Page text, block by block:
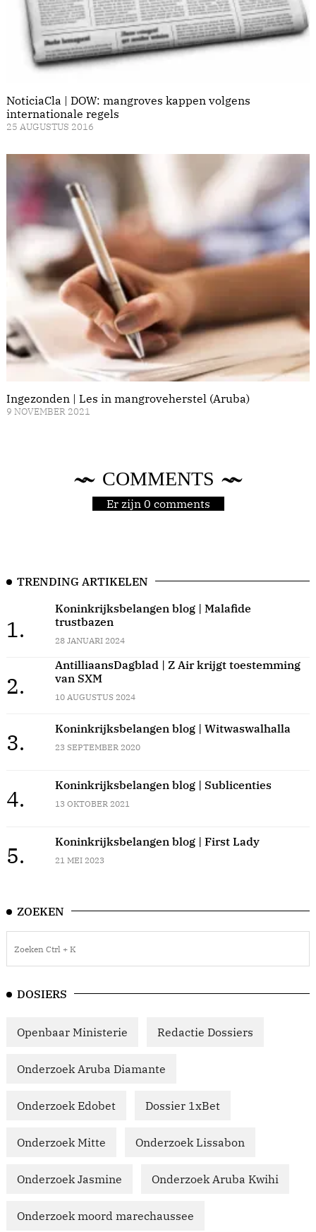
NoticiaCla | DOW: mangroves kappen volgens
internationale regels
25 AUGUSTUS 2016
Ingezonden | Les in mangroveherstel (Aruba)
9 NOVEMBER 2021
COMMENTS
Er zijn 0 comments
TRENDING ARTIKELEN
1.
Koninkrijksbelangen blog | Malafide
trustbazen
28 JANUARI 2024
2.
AntilliaansDagblad | Z Air krijgt toestemming
van SXM
10 AUGUSTUS 2024
3.
Koninkrijksbelangen blog | Witwaswalhalla
23 SEPTEMBER 2020
4.
Koninkrijksbelangen blog | Sublicenties
13 OKTOBER 2021
5.
Koninkrijksbelangen blog | First Lady
21 MEI 2023
ZOEKEN
DOSIERS
Openbaar Ministerie Redactie Dossiers
Onderzoek Aruba Diamante
Onderzoek Edobet Dossier 1xBet
Onderzoek Mitte Onderzoek Lissabon
Onderzoek Jasmine Onderzoek Aruba Kwihi
Onderzoek moord marechaussee